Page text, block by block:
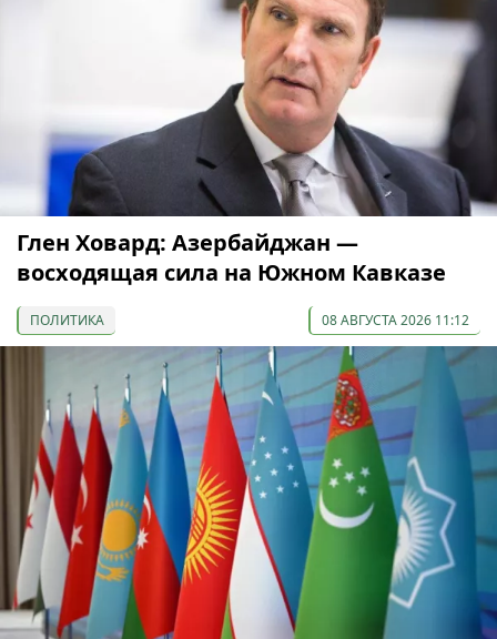
Глен Ховард: Азербайджан —
восходящая сила на Южном Кавказе
ПОЛИТИКА 08 АВГУСТА 2026 11:12